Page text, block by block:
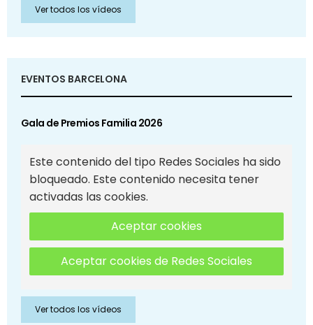
Ver todos los vídeos
EVENTOS BARCELONA
Gala de Premios Familia 2026
Este contenido del tipo Redes Sociales ha sido
bloqueado. Este contenido necesita tener
activadas las cookies.
Aceptar cookies
Aceptar cookies de Redes Sociales
Ver todos los vídeos